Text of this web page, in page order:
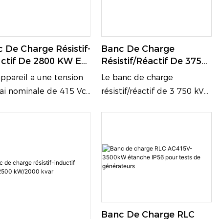
De Charge Résistif-
De 2800 KW Et
KVA Pour Les Tests
Ou De
a une tension
nominale de 415 Vca
dispose d'un facteur
réglable de
Banc De Charge
Résistif/réactif De 3750
KVA
Le banc de charge
résistif/réactif de 3 750 kVA
pour les systèmes
d'alimentation de secours. Il
mise en service sur site, les
tests à pleine charge, les
Banc De Charge RLC